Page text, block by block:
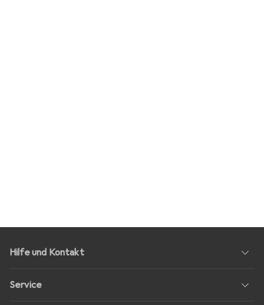
Hilfe und Kontakt
Service